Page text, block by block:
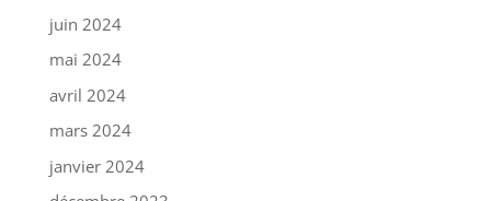
juin 2024
mai 2024
avril 2024
mars 2024
janvier 2024